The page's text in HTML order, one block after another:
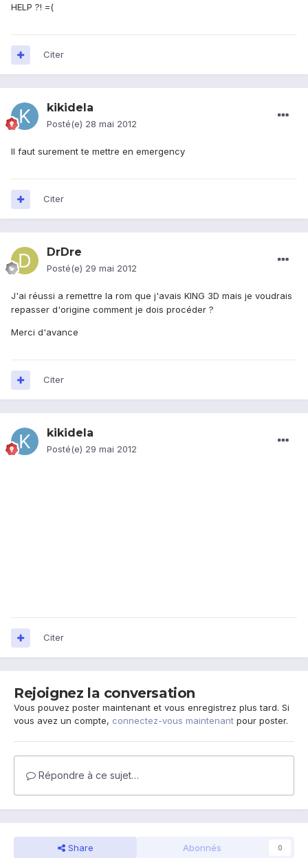
HELP ?! =(
Citer
kikidela
Posté(e) 28 mai 2012
Il faut surement te mettre en emergency
Citer
DrDre
Posté(e) 29 mai 2012
J'ai réussi a remettre la rom que j'avais KING 3D mais je voudrais
repasser d'origine comment je dois procéder ?
Merci d'avance
Citer
kikidela
Posté(e) 29 mai 2012
Citer
Rejoignez la conversation
Vous pouvez poster maintenant et vous enregistrez plus tard. Si
vous avez un compte, connectez-vous maintenant pour poster.
Répondre à ce sujet…
Share Abonnés 0